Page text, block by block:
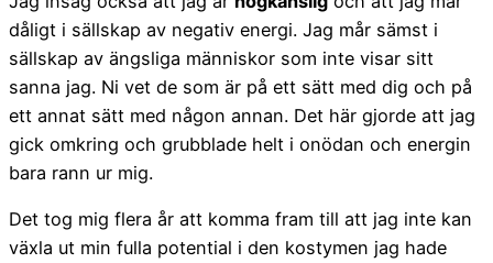
dåligt i sällskap av negativ energi. Jag mår sämst i
sällskap av ängsliga människor som inte visar sitt
sanna jag. Ni vet de som är på ett sätt med dig och på
ett annat sätt med någon annan. Det här gjorde att jag
gick omkring och grubblade helt i onödan och energin
bara rann ur mig.
Det tog mig flera år att komma fram till att jag inte kan
växla ut min fulla potential i den kostymen jag hade